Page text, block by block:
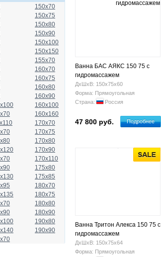
150x70
150x75
150x80
150x90
150x100
150x150
155x70
160x70
160x75
160x80
160x90
160x100
160x160
170x70
170x75
170x80
170x90
170x110
175x80
175x85
180x70
180x75
180x80
180x90
190x80
190x90
Ванна БАС АЯКС 150 75 с
гидромассажем
ДхШхВ: 150х75х60
Форма: Прямоугольная
Страна:
Россия
47 800 руб. Подробнее
Ванна Тритон Алекса 150 75 с
гидромассажем
ДхШхВ: 150х75х64
Форма: Прямоугольная